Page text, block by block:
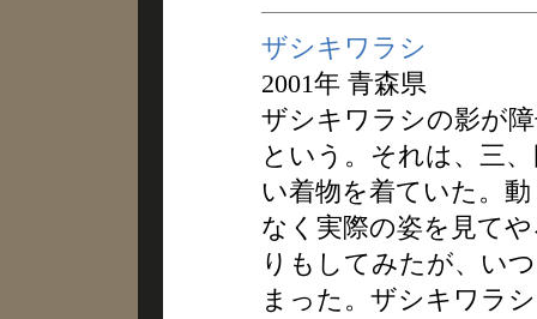
ザシキワラシ
2001年 青森県
ザシキワラシの影が
という。それは、三
い着物を着ていた。
なく実際の姿を見て
りもしてみたが、い
まった。ザシキワラ